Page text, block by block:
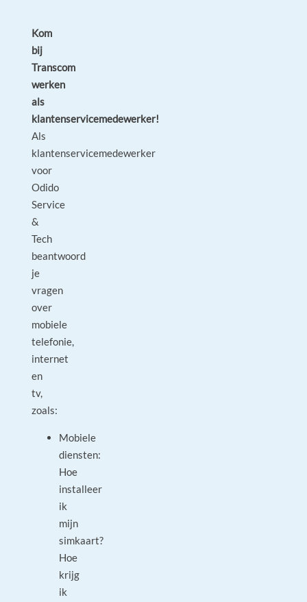
Kom
bij
Transcom
werken
als
klantenservicemedewerker!
Als
klantenservicemedewerker
voor
Odido
Service
&
Tech
beantwoord
je
vragen
over
mobiele
telefonie,
internet
en
tv,
zoals:
Mobiele
diensten:
Hoe
installeer
ik
mijn
simkaart?
Hoe
krijg
ik